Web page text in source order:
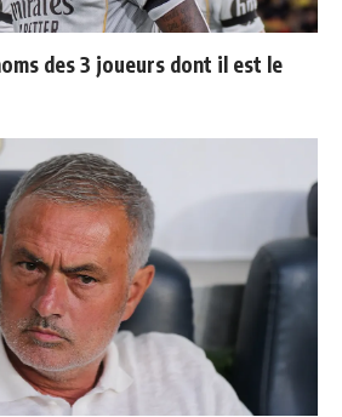
des 3 joueurs dont il est le